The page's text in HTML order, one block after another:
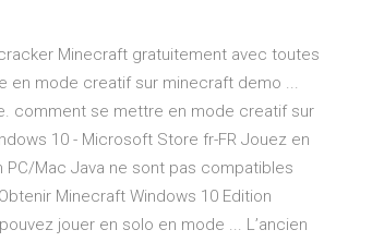
cracker Minecraft gratuitement avec toutes
en mode creatif sur minecraft demo ...
comment se mettre en mode creatif sur
10 - Microsoft Store fr-FR Jouez en
Mac Java ne sont pas compatibles
Minecraft Windows 10 Edition
jouer en solo en mode ... L’ancien